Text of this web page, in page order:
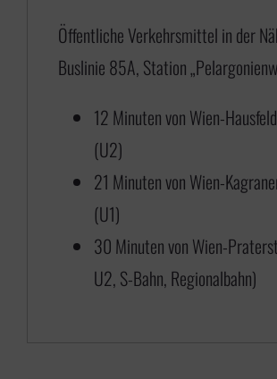
Öffentliche Verkehrsmittel in der
Buslinie 85A, Station
12 Minuten von Wien-
(U2)
21 Minuten von Wien-
(U1)
30 Minuten von Wien-
U2, S-Bahn, Regionalbahn)